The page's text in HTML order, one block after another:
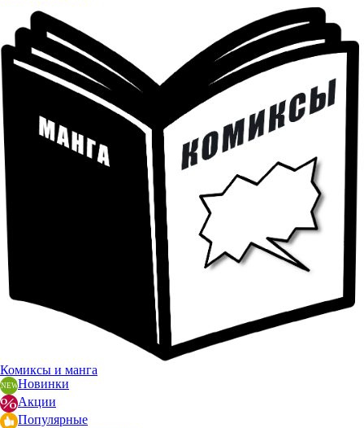
Комиксы и манга
Новинки
Акции
Популярные